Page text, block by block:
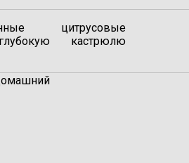
цитрусовые
кастрюлю